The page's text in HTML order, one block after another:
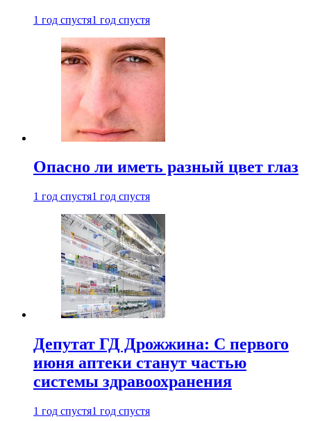
1 год спустя1 год спустя
Опасно ли иметь разный цвет глаз
1 год спустя1 год спустя
Депутат ГД Дрожжина: С первого
июня аптеки станут частью
системы здравоохранения
1 год спустя1 год спустя